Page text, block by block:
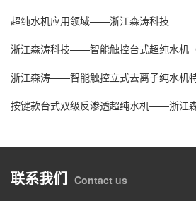
超纯水机应用领域——浙江森涛科技
浙江森涛科技——智能触控台式超纯水机（
浙江森涛——智能触控立式去离子纯水机
按键款台式双级反渗透超纯水机——浙江
联系我们 Contact us